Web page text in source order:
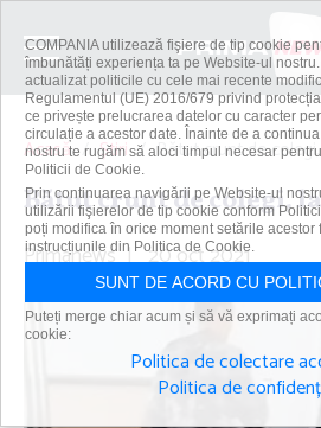
Acasă Știri Bătut crunt de
Bătut crunt de colegi,
Primanews | 20 oct 2021
COMPANIA utilizează fişiere de tip cookie
îmbunătăți experiența ta pe Website-ul
actualizat politicile cu cele mai recente
Regulamentul (UE) 2016/679 privind
ce privește prelucrarea datelor cu caracter
circulație a acestor date. Înainte de a
nostru te rugăm să aloci timpul necesar
Politicii de Cookie.
Prin continuarea navigării pe Website-ul
utilizării fişierelor de tip cookie conform
poți modifica în orice moment setările acestor
instrucțiunile din Politica de Cookie.
SUNT DE ACORD CU
Puteți merge chiar acum și să vă exprimați
cookie:
Politica de colectare
Politica de